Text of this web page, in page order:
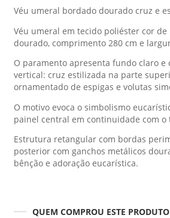
Véu umeral bordado dourado cruz e
Véu umeral em tecido poliéster cor
dourado, comprimento 280 cm e
O paramento apresenta fundo claro e
vertical: cruz estilizada na parte
ornamentado de espigas e volutas
O motivo evoca o simbolismo
painel central em continuidade com
Estrutura retangular com bordas
posterior com ganchos metálicos
bênção e adoração eucarística.
QUEM COMPROU ESTE